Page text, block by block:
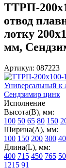
ТТРП-
отвод
лотку
мм,
Артикул: 087223
Исполнение
Высота(В), мм:
100 50 65 80 150
Ширина(А), мм:
100 150 200 300
Длина(L), мм:
400 715 450 765
1215 91